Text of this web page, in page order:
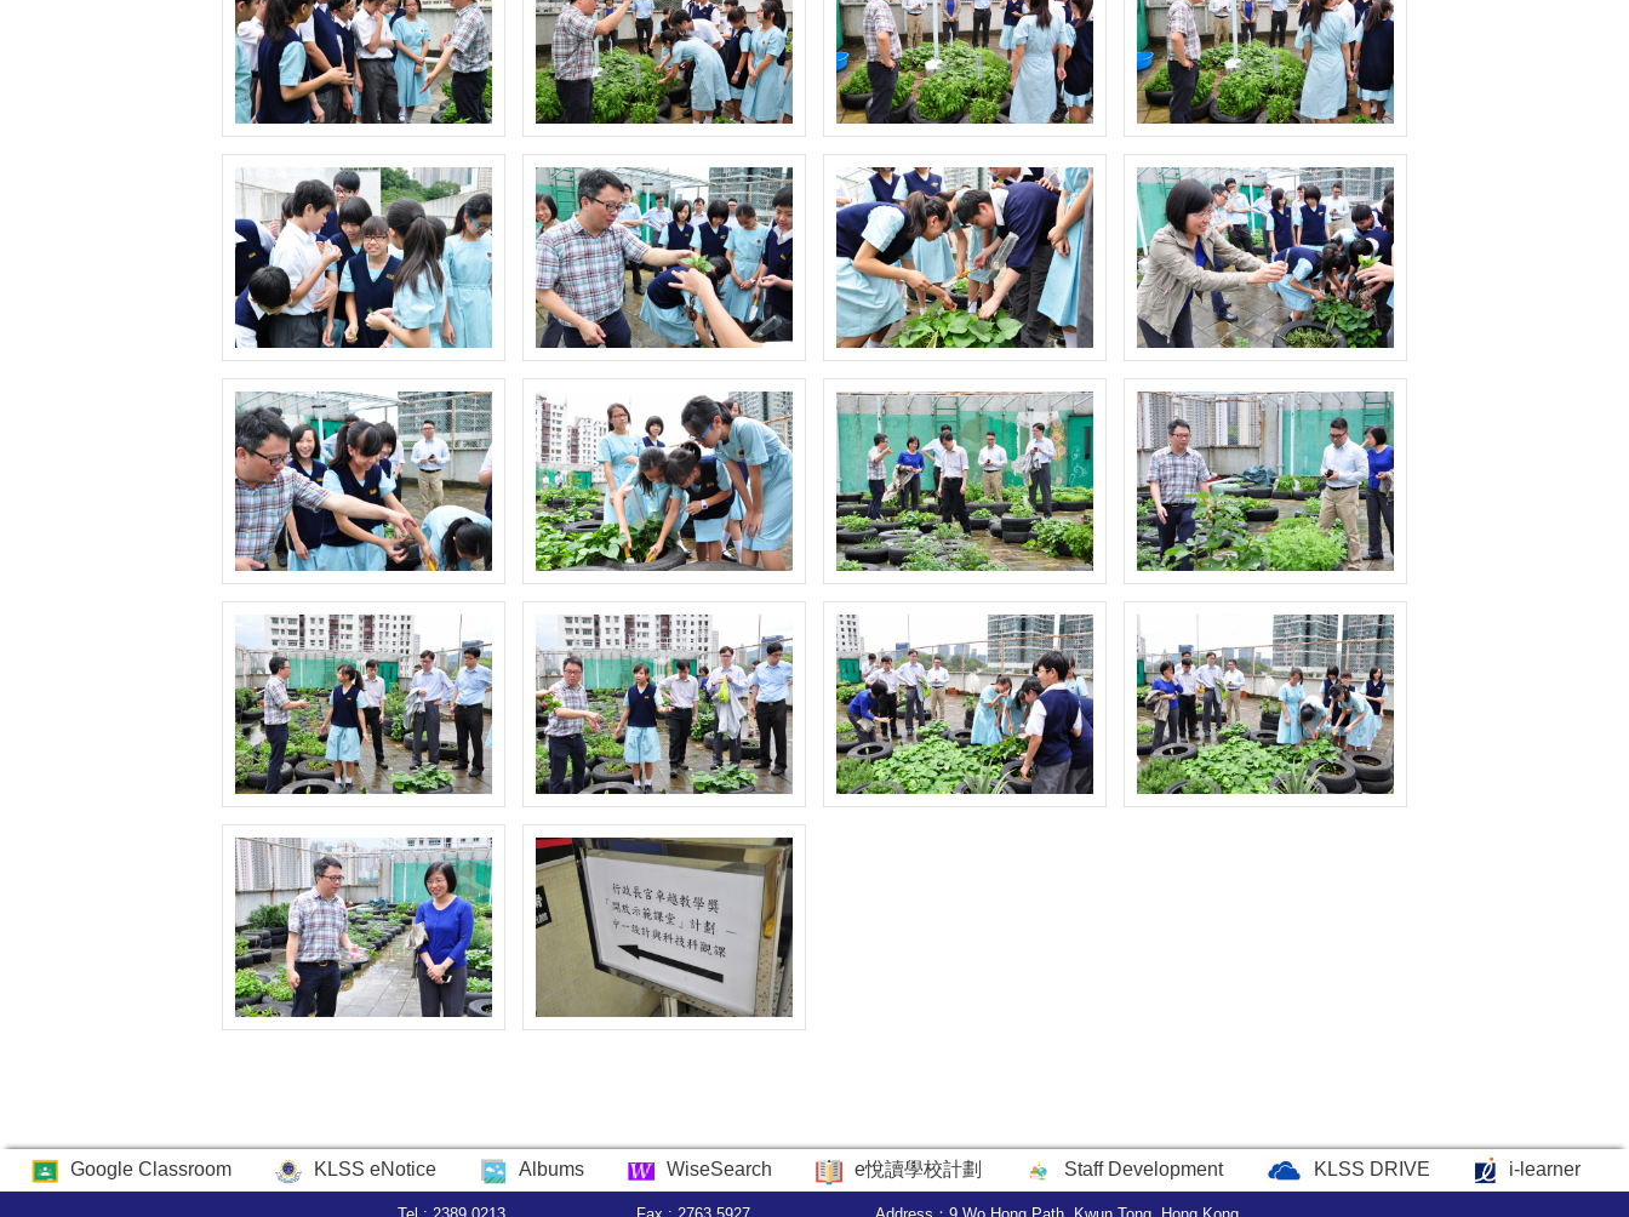
Google Classroom KLSS eNotice Albums WiseSearch e悅讀學校計劃 Staff Development KLSS DRIVE i-learner